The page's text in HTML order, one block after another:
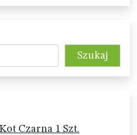
Szukaj
Czarna 1 Szt.